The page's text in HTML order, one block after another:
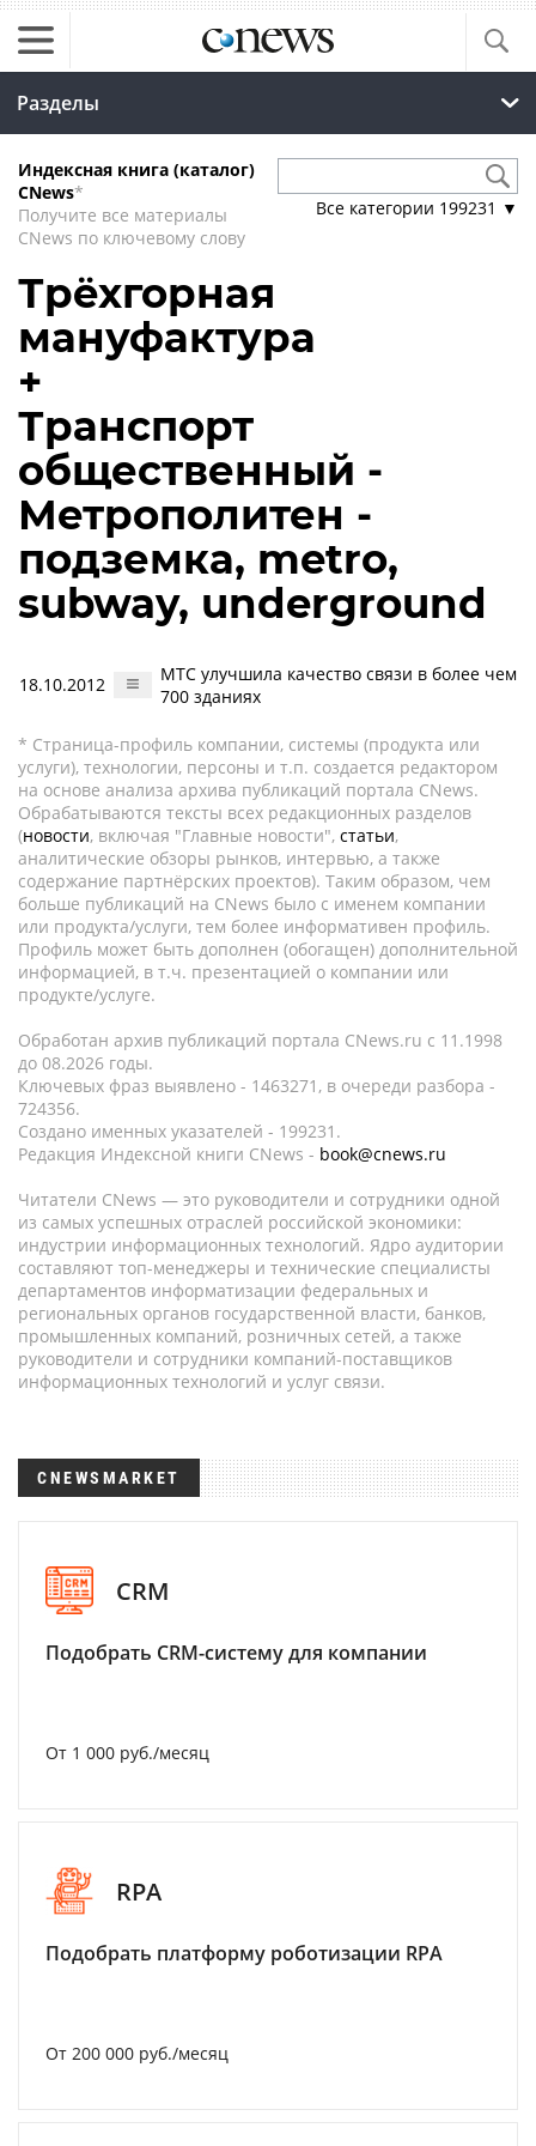
Разделы
Индексная книга (каталог)
CNews*
Получите все материалы
CNews по ключевому слову
Все категории 199231 ▼
Трёхгорная
мануфактура
+
Транспорт
общественный -
Метрополитен -
подземка, metro,
subway, underground
18.10.2012
МТС улучшила качество связи в более чем
700 зданиях
* Страница-профиль компании, системы (продукта или
услуги), технологии, персоны и т.п. создается редактором
на основе анализа архива публикаций портала CNews.
Обрабатываются тексты всех редакционных разделов
(новости, включая "Главные новости", статьи,
аналитические обзоры рынков, интервью, а также
содержание партнёрских проектов). Таким образом, чем
больше публикаций на CNews было с именем компании
или продукта/услуги, тем более информативен профиль.
Профиль может быть дополнен (обогащен) дополнительной
информацией, в т.ч. презентацией о компании или
продукте/услуге.
Обработан архив публикаций портала CNews.ru c 11.1998
до 08.2026 годы.
Ключевых фраз выявлено - 1463271, в очереди разбора -
724356.
Создано именных указателей - 199231.
Редакция Индексной книги CNews - book@cnews.ru
Читатели CNews — это руководители и сотрудники одной
из самых успешных отраслей российской экономики:
индустрии информационных технологий. Ядро аудитории
составляют топ-менеджеры и технические специалисты
департаментов информатизации федеральных и
региональных органов государственной власти, банков,
промышленных компаний, розничных сетей, а также
руководители и сотрудники компаний-поставщиков
информационных технологий и услуг связи.
CNEWSMARKET
CRM
Подобрать CRM-систему для компании
От 1 000 руб./месяц
RPA
Подобрать платформу роботизации RPA
От 200 000 руб./месяц